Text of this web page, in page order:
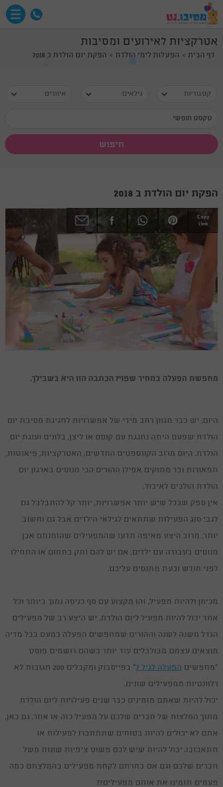
אטרקציות לאירועים ומסיבות
דף הבית הפעלות לימי הולדת הפקת יום הולדת ב 2018
קטגוריות גילאים איזורים
הפקת יום הולדת ב 2018
Copy
link
מחפשת הפעלה במחיר שפוי? הכתבה הזו היא בשבילך.
היום, יש כבר מגוון רחב מידי של אפשרויות לחגיגת מסיבת יום
הולדת שפעם היתה נחגגת עם קוסם או ליצן, בלונים ועוגת יום
הולדת. היום מרוב הקונספטים החדשים, האטרקציות, פיאנטות,
תפאורות ובר מתוקים אפילו ההורים הכי מנוסים בארגון יום
הולדת הולכים לאיבוד.
אין ספק שככל שיש יותר אפשרויות, יותר קל להתבלבל גם
לגבי סוג הפעילות שתתאים לגילאי הילדים אבל גם וחשוב
יותר, מרוב היצע מאיפה תדעו שהמפעילים שהזמנתם אכן
מנוסים בעבודה עם ילדים, אם יש להם ותק בתחום או התחילו
לפני חודש וכעת מתנסים עליכם.
מכיוון ולהיות מפעיל, זהו מקצוע עם סף כניסה נמוך ביותר וכל
אחד יכול להיות מפעיל ליום הולדת, יש היצע רב של מפעילים
הגדל משנה לשנה וההורים שמחפשים הפעלה כמעט בכל מדיה
מוצאים עצמם מבולבלים עוד יותר כשהם רושמים פוסט
"מחפשים הפעלה לגיל 7
" בפייסבוק ומקבלים 200 תגובות לא
רלוונטיות ממפעילים שונים.
יכול להיות שאתם מזמינים כבר שנים פעילויות ליום הולדת
מתוך המלצות של חברים שלכם על מפעיל כזה או אחר. גם כאן,
אתם לא יכולים להיות בטוחים שתתחברו לפעילות או
תתאכזבו. יכול להיות שיש לכם פשוט ציפיות שונות משל
חברים שלכם וגם אם בחרתם לקחת מפעילים בהמלצתם כמה
פעמים תזמינו את אותם מפעילים??